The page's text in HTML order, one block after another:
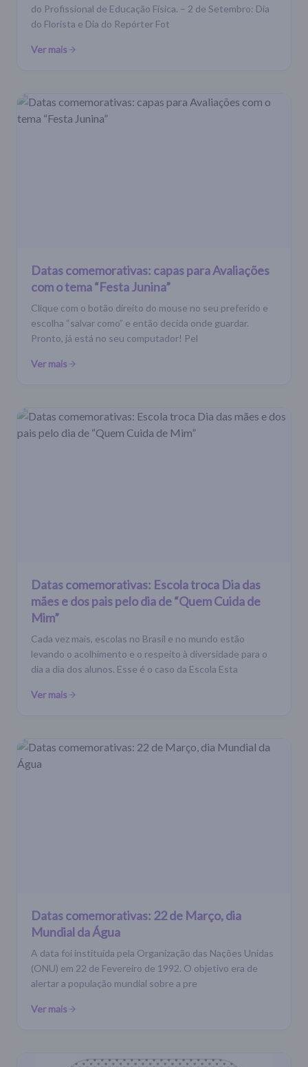
do Profissional de Educação Física. – 2 de Setembro: Dia
do Florista e Dia do Repórter Fot
Ver mais
Datas comemorativas: capas para Avaliações
com o tema “Festa Junina”
Clique com o botão direito do mouse no seu preferido e
escolha “salvar como” e então decida onde guardar.
Pronto, já está no seu computador! Pel
Ver mais
Datas comemorativas: Escola troca Dia das
mães e dos pais pelo dia de “Quem Cuida de
Mim”
Cada vez mais, escolas no Brasil e no mundo estão
levando o acolhimento e o respeito à diversidade para o
dia a dia dos alunos. Esse é o caso da Escola Esta
Ver mais
Datas comemorativas: 22 de Março, dia
Mundial da Água
A data foi instituída pela Organização das Nações Unidas
(ONU) em 22 de Fevereiro de 1992. O objetivo era de
alertar a população mundial sobre a pre
Ver mais